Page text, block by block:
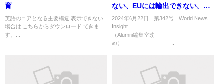
育
英語のコアとなる主要構造 表示できない
場合は こちらからダウンロード できま
す。...
ない、EUには輸出できない、な
ら日本に売れ！？
2024年6月22日 第342号 World News
Insight
（Alumni編集室改
め） ...